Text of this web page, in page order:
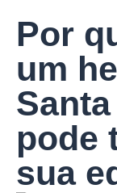
Por
um
pode
sua